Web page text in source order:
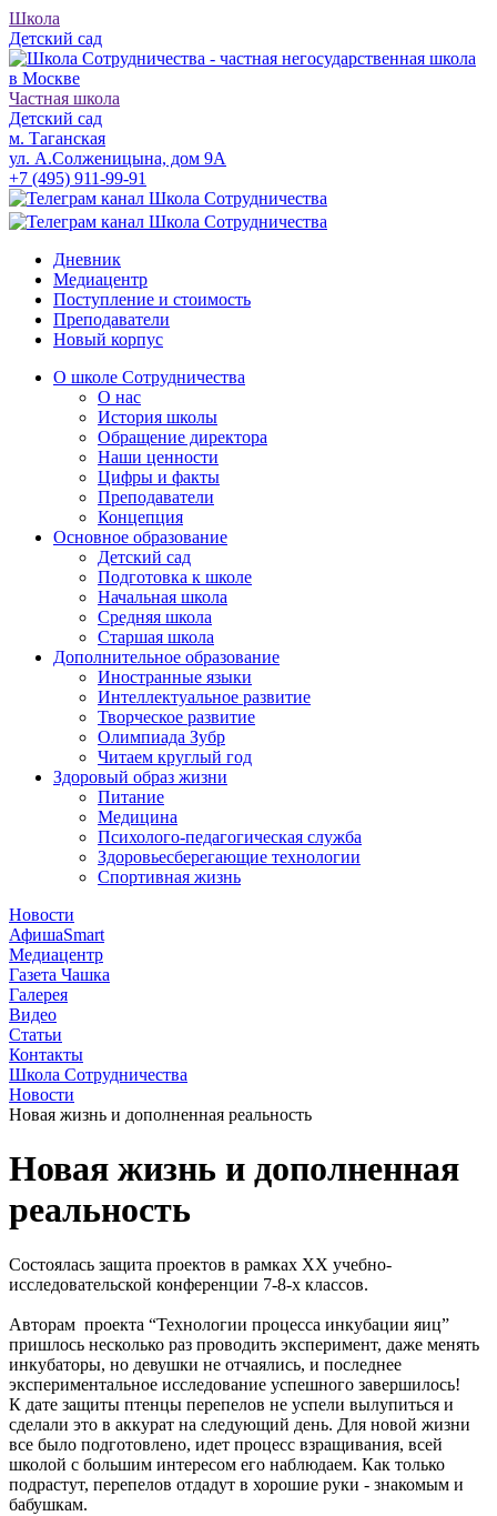
Школа
Детский сад
Частная школа
Детский сад
м. Таганская
ул. А.Солженицына, дом 9А
+7 (495) 911-99-91
Дневник
Медиацентр
Поступление и стоимость
Преподаватели
Новый корпус
О школе Сотрудничества
О нас
История школы
Обращение директора
Наши ценности
Цифры и факты
Преподаватели
Концепция
Основное образование
Детский сад
Подготовка к школе
Начальная школа
Средняя школа
Старшая школа
Дополнительное образование
Иностранные языки
Интеллектуальное развитие
Творческое развитие
Олимпиада Зубр
Читаем круглый год
Здоровый образ жизни
Питание
Медицина
Психолого-педагогическая служба
Здоровьесберегающие технологии
Спортивная жизнь
Новости
АфишаSmart
Медиацентр
Газета Чашка
Галерея
Видео
Статьи
Контакты
Школа Сотрудничества
Новости
Новая жизнь и дополненная реальность
Новая жизнь и дополненная
реальность
Состоялась защита проектов в рамках XX учебно-
исследовательской конференции 7-8-х классов.
Авторам проекта “Технологии процесса инкубации яиц”
пришлось несколько раз проводить эксперимент, даже менять
инкубаторы, но девушки не отчаялись, и последнее
экспериментальное исследование успешного завершилось!
К дате защиты птенцы перепелов не успели вылупиться и
сделали это в аккурат на следующий день. Для новой жизни
все было подготовлено, идет процесс взращивания, всей
школой с большим интересом его наблюдаем. Как только
подрастут, перепелов отдадут в хорошие руки - знакомым и
бабушкам.